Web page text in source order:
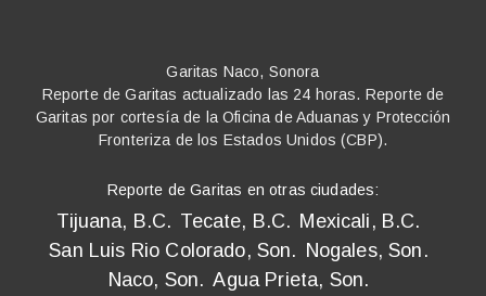
Garitas Naco, Sonora
Reporte de Garitas actualizado las 24 horas. Reporte de
Garitas por cortesía de la Oficina de Aduanas y Protección
Fronteriza de los Estados Unidos (CBP).
Reporte de Garitas en otras ciudades:
Tijuana, B.C. Tecate, B.C. Mexicali, B.C.
San Luis Rio Colorado, Son. Nogales, Son.
Naco, Son. Agua Prieta, Son.